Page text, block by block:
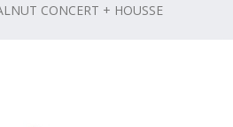
CONCERT + HOUSSE